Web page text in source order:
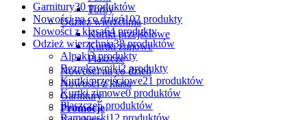
Torby
Odzież wierzchnia
Kurtki przejściowe
Kurtki zimowe
Płaszcze
Nowości na co dzień
Nowości z klasą
Garnitury
Promocje
Garnitury30 produktów
Nowości na co dzień102 produkty
Nowości z klasą64 produkty
Odzież wierzchnia38 produktów
Alpaki3 produkty
Bezrękawniki2 produkty
Kurtki przejściowe21 produktów
Kurtki zimowe0 produktów
Płaszcze5 produktów
Ramoneski12 produktów